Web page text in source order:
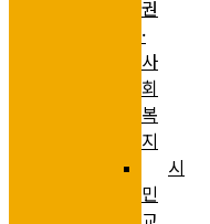
권
·
사
회
복
지
시
민